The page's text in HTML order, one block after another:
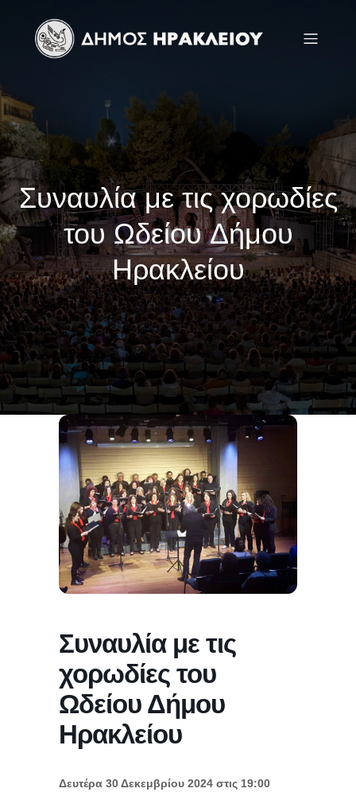
Συναυλία με τις χορωδίες
του Ωδείου Δήμου
Ηρακλείου
Συναυλία με τις
χορωδίες του
Ωδείου Δήμου
Ηρακλείου
Δευτέρα 30 Δεκεμβρίου 2024 στις 19:00